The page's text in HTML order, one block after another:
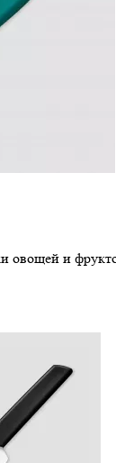
овощей и